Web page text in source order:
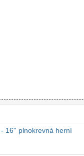
16'' plnokrevná herní